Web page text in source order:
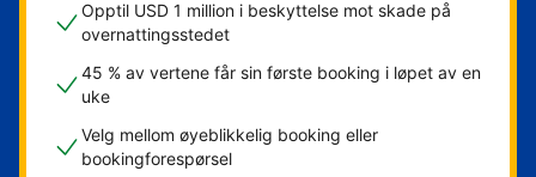
Opptil USD 1 million i beskyttelse mot skade på
overnattingsstedet
45 % av vertene får sin første booking i løpet av en
uke
Velg mellom øyeblikkelig booking eller
bookingforespørsel